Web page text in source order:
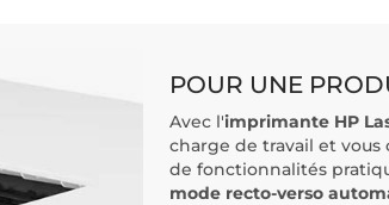
POUR UNE
Avec l'imprimante HP
charge de travail et vous
de fonctionnalités
mode recto-verso